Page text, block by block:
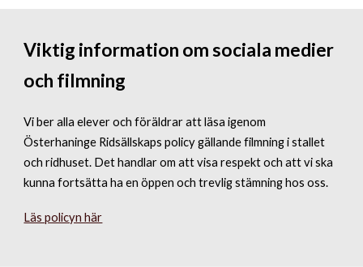
Viktig information om sociala medier
och filmning
Vi ber alla elever och föräldrar att läsa igenom
Österhaninge Ridsällskaps policy gällande filmning i stallet
och ridhuset. Det handlar om att visa respekt och att vi ska
kunna fortsätta ha en öppen och trevlig stämning hos oss.
Läs policyn här